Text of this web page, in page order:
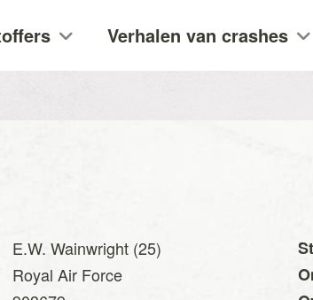
Verhalen van crashes
E.W. Wainwright (25)
Royal Air Force